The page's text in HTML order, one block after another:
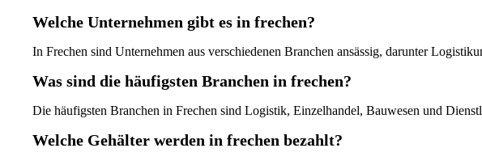
Welche Unternehmen gibt es in frechen?
In Frechen sind Unternehmen aus verschiedenen Branchen ansässig, darunter
Was sind die häufigsten Branchen in frechen?
Die häufigsten Branchen in Frechen sind Logistik, Einzelhandel, Bauwesen und
Welche Gehälter werden in frechen bezahlt?